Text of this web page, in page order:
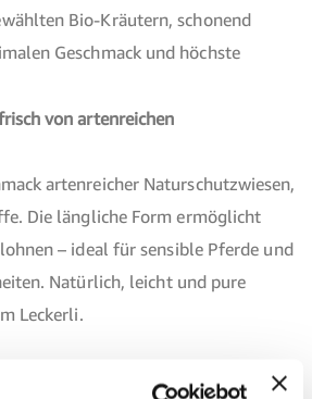
Bio-Kräutern, schonend
Geschmack und höchste
von artenreichen
artenreicher Naturschutzwiesen,
Die längliche Form ermöglicht
– ideal für sensible Pferde und
Natürlich, leicht und pure
Leckerli.
– die perfekte Belohnung für